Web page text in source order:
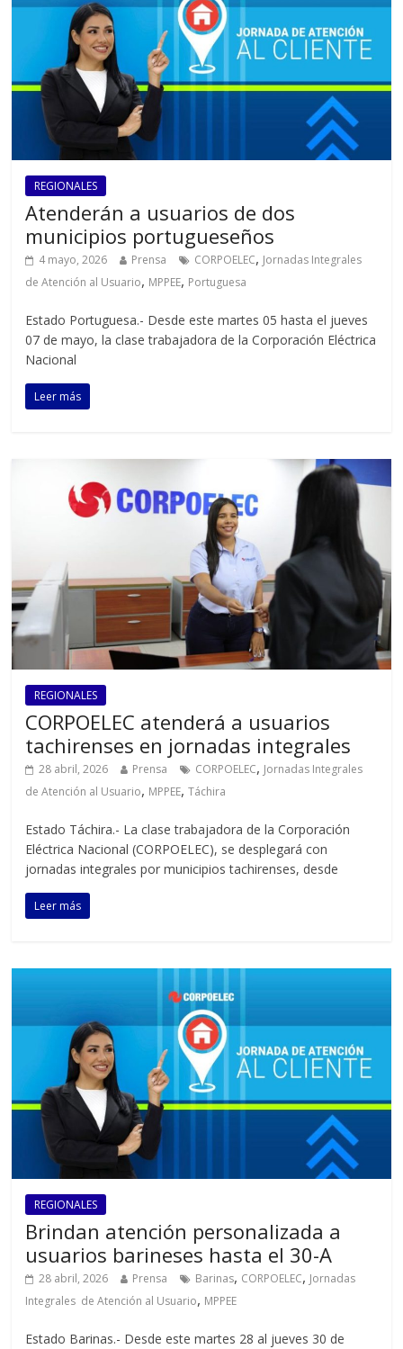
REGIONALES
Atenderán a usuarios de dos
municipios portugueseños‎‎
4 mayo, 2026 Prensa CORPOELEC, Jornadas Integrales
de Atención al Usuario, MPPEE, Portuguesa
Estado Portuguesa.- Desde este martes 05 hasta el jueves
07 de mayo, la clase trabajadora de la Corporación Eléctrica
Nacional
Leer más
REGIONALES
CORPOELEC atenderá a usuarios
tachirenses en jornadas integrales
28 abril, 2026 Prensa CORPOELEC, Jornadas Integrales
de Atención al Usuario, MPPEE,Táchira
Estado Táchira.- La clase trabajadora de la Corporación
Eléctrica Nacional (CORPOELEC), se desplegará con
jornadas integrales por municipios tachirenses, desde
Leer más
REGIONALES
Brindan atención personalizada a
usuarios barineses hasta el 30-A
28 abril, 2026 Prensa Barinas, CORPOELEC, Jornadas
Integrales de Atención al Usuario, MPPEE
‎Estado Barinas.- Desde este martes 28 al jueves 30 de